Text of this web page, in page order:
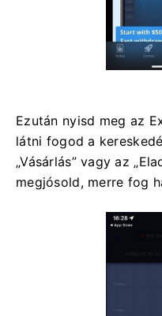
Ezután nyisd meg az
látni fogod a
„Vásárlás” vagy az
megjósold, merre fog